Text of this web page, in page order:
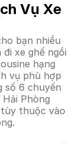
Vụ Xe
bạn nhiều
xe ghế ngồi
hạng
vụ phù hợp
số 6 chuyến
Phòng
thuộc vào